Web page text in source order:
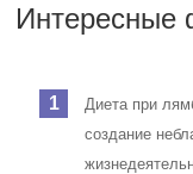
Интересные
Диета при
создание